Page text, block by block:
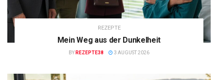
REZEPTE
Mein Weg aus der Dunkelheit
BY REZEPTE38 3 AUGUST 2026